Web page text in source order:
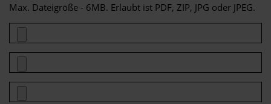
Max. Dateigröße - 6MB. Erlaubt ist PDF, ZIP, JPG oder JPEG.